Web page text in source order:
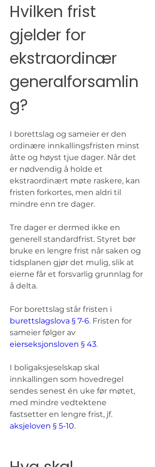
Hvilken frist
gjelder for
ekstraordinær
generalforsamlin
g?
I borettslag og sameier er den
ordinære innkallingsfristen minst
åtte og høyst tjue dager. Når det
er nødvendig å holde et
ekstraordinært møte raskere, kan
fristen forkortes, men aldri til
mindre enn tre dager.
Tre dager er dermed ikke en
generell standardfrist. Styret bør
bruke en lengre frist når saken og
tidsplanen gjør det mulig, slik at
eierne får et forsvarlig grunnlag for
å delta.
For borettslag står fristen i
burettslagslova § 7-6. Fristen for
sameier følger av
eierseksjonsloven § 43.
I boligaksjeselskap skal
innkallingen som hovedregel
sendes senest én uke før møtet,
med mindre vedtektene
fastsetter en lengre frist, jf.
aksjeloven § 5-10.